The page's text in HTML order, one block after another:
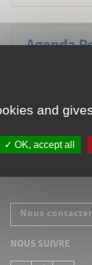
Agenda
Nous contacter
NOUS SUIVRE
and
OK, accept all